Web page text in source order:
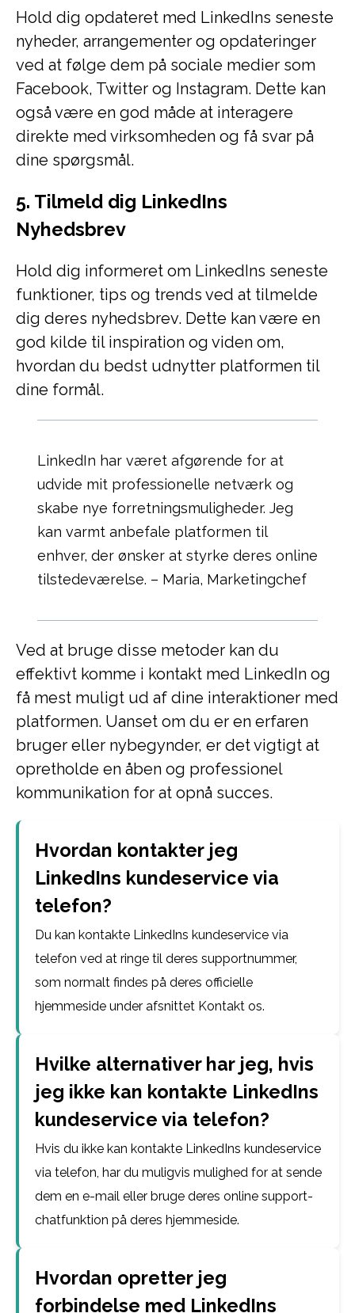
Hold dig opdateret med LinkedIns seneste
nyheder, arrangementer og opdateringer
ved at følge dem på sociale medier som
Facebook, Twitter og Instagram. Dette kan
også være en god måde at interagere
direkte med virksomheden og få svar på
dine spørgsmål.
5. Tilmeld dig LinkedIns
Nyhedsbrev
Hold dig informeret om LinkedIns seneste
funktioner, tips og trends ved at tilmelde
dig deres nyhedsbrev. Dette kan være en
god kilde til inspiration og viden om,
hvordan du bedst udnytter platformen til
dine formål.
LinkedIn har været afgørende for at
udvide mit professionelle netværk og
skabe nye forretningsmuligheder. Jeg
kan varmt anbefale platformen til
enhver, der ønsker at styrke deres online
tilstedeværelse. – Maria, Marketingchef
Ved at bruge disse metoder kan du
effektivt komme i kontakt med LinkedIn og
få mest muligt ud af dine interaktioner med
platformen. Uanset om du er en erfaren
bruger eller nybegynder, er det vigtigt at
opretholde en åben og professionel
kommunikation for at opnå succes.
Hvordan kontakter jeg
LinkedIns kundeservice via
telefon?
Du kan kontakte LinkedIns kundeservice via
telefon ved at ringe til deres supportnummer,
som normalt findes på deres officielle
hjemmeside under afsnittet Kontakt os.
Hvilke alternativer har jeg, hvis
jeg ikke kan kontakte LinkedIns
kundeservice via telefon?
Hvis du ikke kan kontakte LinkedIns kundeservice
via telefon, har du muligvis mulighed for at sende
dem en e-mail eller bruge deres online support-
chatfunktion på deres hjemmeside.
Hvordan opretter jeg
forbindelse med LinkedIns